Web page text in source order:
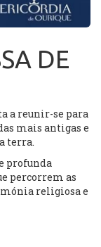
DE
a reunir-se para
mais antigas e
terra.
profunda
percorrem as
religiosa e